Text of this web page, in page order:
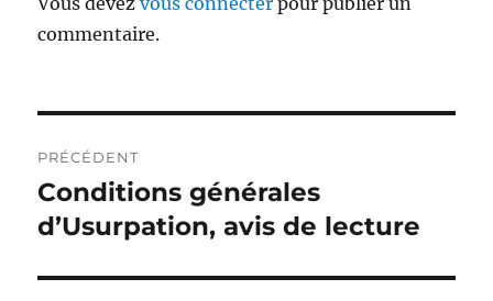
commentaire.
de
l’article
PRÉCÉDENT
Publication
précédente :
Conditions générales
d’Usurpation, avis de lecture